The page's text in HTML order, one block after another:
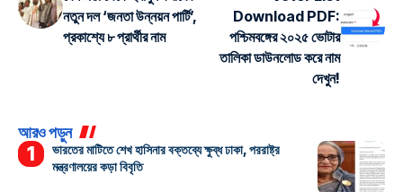
নতুন দল ‘জনতা উন্নয়ন পার্টি’,
প্রকাশ্যে ৮ প্রার্থীর নাম
Download PDF:
পশ্চিমবঙ্গের ২০২৫ ভোটার
তালিকা ডাউনলোড করে নাম
দেখুন!
আরও পড়ুন
ভারতের মাটিতে শেখ হাসিনার বক্তব্যে ক্ষুব্ধ ঢাকা, পররাষ্ট্র
মন্ত্রণালয়ের কড়া বিবৃতি